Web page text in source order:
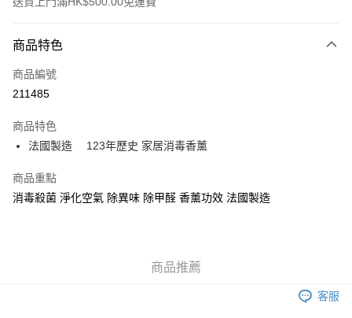
信用卡
AlipayHK
送貨方式
可選擇宅配, 順豐智能櫃, 順豐自提點等 , 如須智能樻提貨請輸入順
豐自提點點碼便可
MS到店取貨通知,預售貨品除外)
商品特色
商品編號
211485
商品特色
法國製造 123年歷史 家居消毒香薰
商品重點
消毒殺菌 淨化空氣 除異味 除甲醛 香薰功效 法國製造
商品推薦
客服